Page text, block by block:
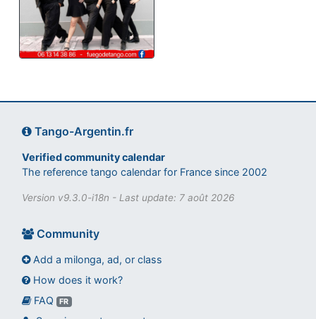
Tango-Argentin.fr
Verified community calendar
The reference tango calendar for France since 2002
Version v9.3.0-i18n - Last update: 7 août 2026
Community
Add a milonga, ad, or class
How does it work?
FAQ
FR
Assistant tango-argentin.fr
Questions sur les milongas, cours et stages